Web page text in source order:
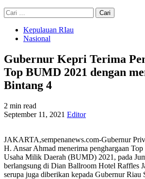
Cari
untuk:
Kepulauan RIau
Nasional
Gubernur Kepri Terima
Top BUMD 2021 dengan
Bintang 4
2 min read
September 11, 2021 Editor
JAKARTA,sempenanews.com-Gubernur
H. Ansar Ahmad menerima penghargaan Top
Usaha Milik Daerah (BUMD) 2021, pada
berlangsung di Dian Ballroom Hotel Raffles
serupa juga diberikan kepada Gubernur Riau